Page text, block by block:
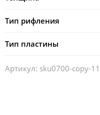
Тип рифления
Тип пластины
Артикул: sku0700-copy-11